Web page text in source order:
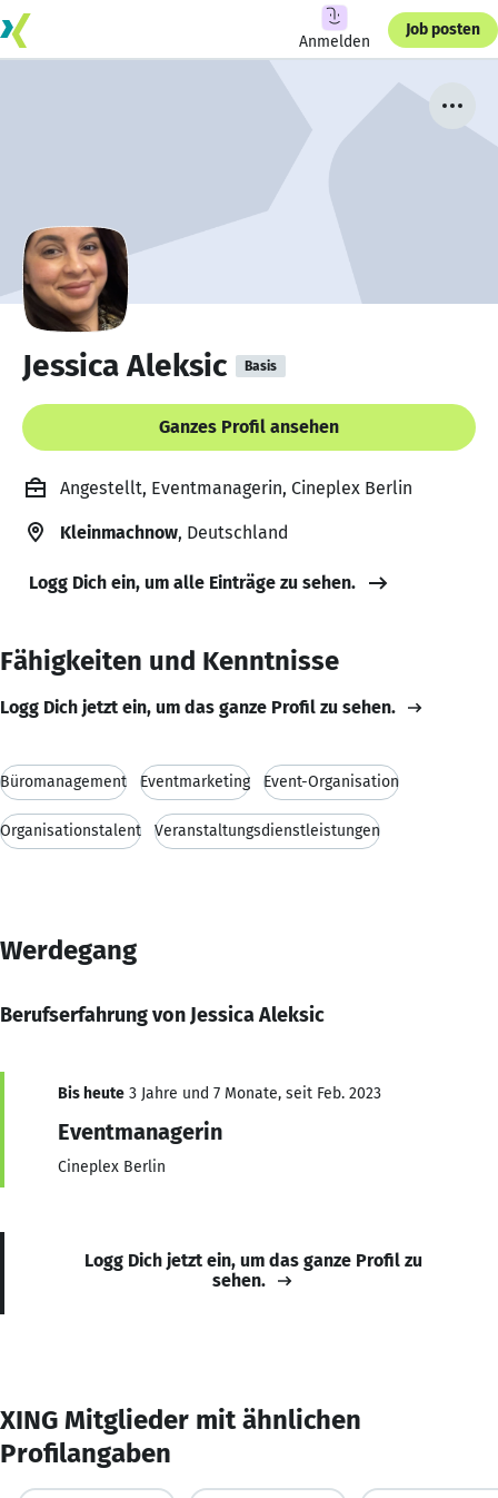
Anmelden
Job posten
Jessica Aleksic Basis
Ganzes Profil ansehen
Angestellt, Eventmanagerin, Cineplex Berlin
Kleinmachnow, Deutschland
Logg Dich ein, um alle Einträge zu sehen.
Fähigkeiten und Kenntnisse
Logg Dich jetzt ein, um das ganze Profil zu sehen.
Büromanagement Eventmarketing Event-Organisation
Organisationstalent Veranstaltungsdienstleistungen
Werdegang
Berufserfahrung von Jessica Aleksic
Bis heute 3 Jahre und 7 Monate, seit Feb. 2023
Eventmanagerin
Cineplex Berlin
Logg Dich jetzt ein, um das ganze Profil zu
sehen.
XING Mitglieder mit ähnlichen
Profilangaben